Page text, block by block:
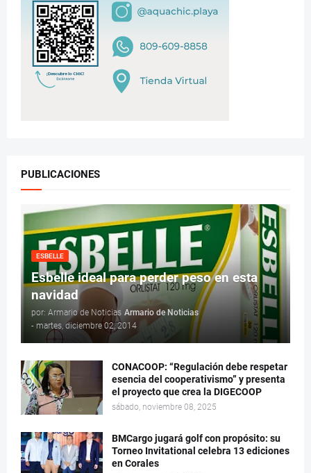
PUBLICACIONES
ESBELLE
Esbelle ideal para perder peso en esta
navidad
por: Armario de Noticias Armario de Noticias
- martes, diciembre 02, 2014
CONACOOP: “Regulación debe respetar
esencia del cooperativismo” y presenta
el proyecto que crea la DIGECOOP
sábado, noviembre 08, 2025
BMCargo jugará golf con propósito: su
Torneo Invitational celebra 13 ediciones
en Corales